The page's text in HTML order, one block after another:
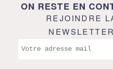
ON RESTE EN
REJOINDRE
NEWSLETTER